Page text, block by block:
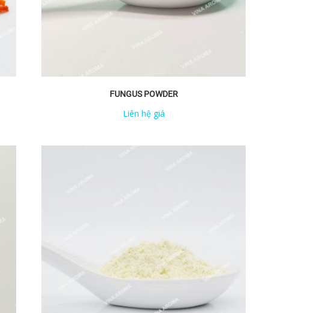
FUNGUS POWDER
Liên hệ giá